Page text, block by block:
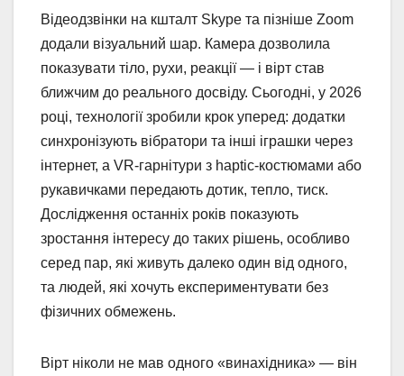
Відеодзвінки на кшталт Skype та пізніше Zoom
додали візуальний шар. Камера дозволила
показувати тіло, рухи, реакції — і вірт став
ближчим до реального досвіду. Сьогодні, у 2026
році, технології зробили крок уперед: додатки
синхронізують вібратори та інші іграшки через
інтернет, а VR-гарнітури з haptic-костюмами або
рукавичками передають дотик, тепло, тиск.
Дослідження останніх років показують
зростання інтересу до таких рішень, особливо
серед пар, які живуть далеко один від одного,
та людей, які хочуть експериментувати без
фізичних обмежень.
Вірт ніколи не мав одного «винахідника» — він